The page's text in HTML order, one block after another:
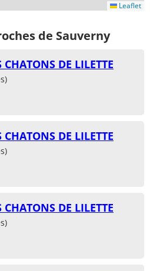
Leaflet
de Sauverny
DE LILETTE
DE LILETTE
DE LILETTE